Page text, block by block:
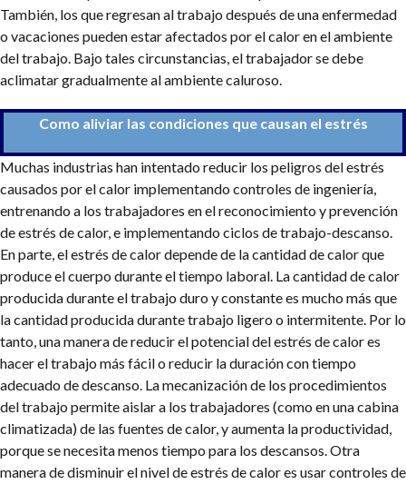
También, los que regresan al trabajo después de una enfermedad
o vacaciones pueden estar afectados por el calor en el ambiente
del trabajo. Bajo tales circunstancias, el trabajador se debe
aclimatar gradualmente al ambiente caluroso.
Como aliviar las condiciones que causan el estrés
Muchas industrias han intentado reducir los peligros del estrés
causados por el calor implementando controles de ingeniería,
entrenando a los trabajadores en el reconocimiento y prevención
de estrés de calor, e implementando ciclos de trabajo-descanso.
En parte, el estrés de calor depende de la cantidad de calor que
produce el cuerpo durante el tiempo laboral. La cantidad de calor
producida durante el trabajo duro y constante es mucho más que
la cantidad producida durante trabajo ligero o intermitente. Por lo
tanto, una manera de reducir el potencial del estrés de calor es
hacer el trabajo más fácil o reducir la duración con tiempo
adecuado de descanso. La mecanización de los procedimientos
del trabajo permite aislar a los trabajadores (como en una cabina
climatizada) de las fuentes de calor, y aumenta la productividad,
porque se necesita menos tiempo para los descansos. Otra
manera de disminuir el nivel de estrés de calor es usar controles de